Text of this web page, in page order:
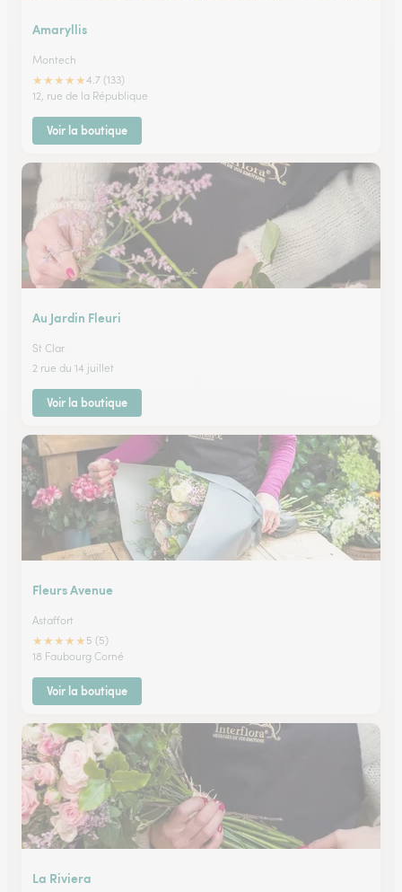
Amaryllis
Montech
★★★★★4.7 (133)
12, rue de la République
Voir la boutique
Au Jardin Fleuri
St Clar
2 rue du 14 juillet
Voir la boutique
Fleurs Avenue
Astaffort
★★★★★ 5 (5)
18 Faubourg Corné
Voir la boutique
La Riviera